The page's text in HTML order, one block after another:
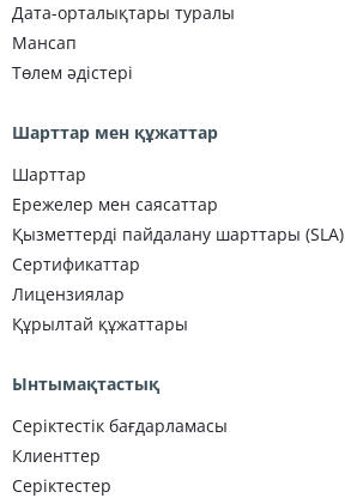
Дата-орталықтары туралы
Мансап
Төлем әдістері
Шарттар мен құжаттар
Шарттар
Ережелер мен саясаттар
Қызметтерді пайдалану шарттары (SLA)
Сертификаттар
Лицензиялар
Құрылтай құжаттары
Ынтымақтастық
Серіктестік бағдарламасы
Клиенттер
Серіктестер